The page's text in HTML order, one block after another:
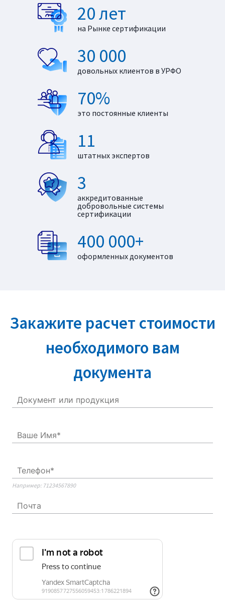
20 лет
на Рынке сертификации
30 000
довольных клиентов в УРФО
70%
это постоянные клиенты
11
штатных экспертов
3
аккредитованные
добровольные системы
сертификации
400 000+
оформленных документов
Закажите расчет стоимости
необходимого вам
документа
Например: 71234567890